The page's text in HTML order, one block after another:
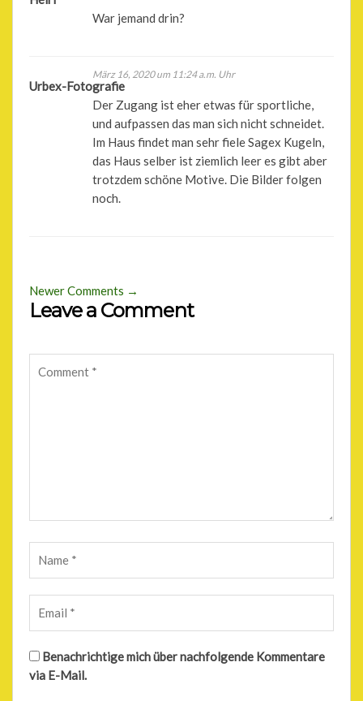
War jemand drin?
Urbex-Fotografie
März 16, 2020 um 11:24 a.m. Uhr
Der Zugang ist eher etwas für sportliche,
und aufpassen das man sich nicht schneidet.
Im Haus findet man sehr fiele Sagex Kugeln,
das Haus selber ist ziemlich leer es gibt aber
trotzdem schöne Motive. Die Bilder folgen
noch.
Newer Comments →
Leave a Comment
Benachrichtige mich über nachfolgende Kommentare
via E-Mail.